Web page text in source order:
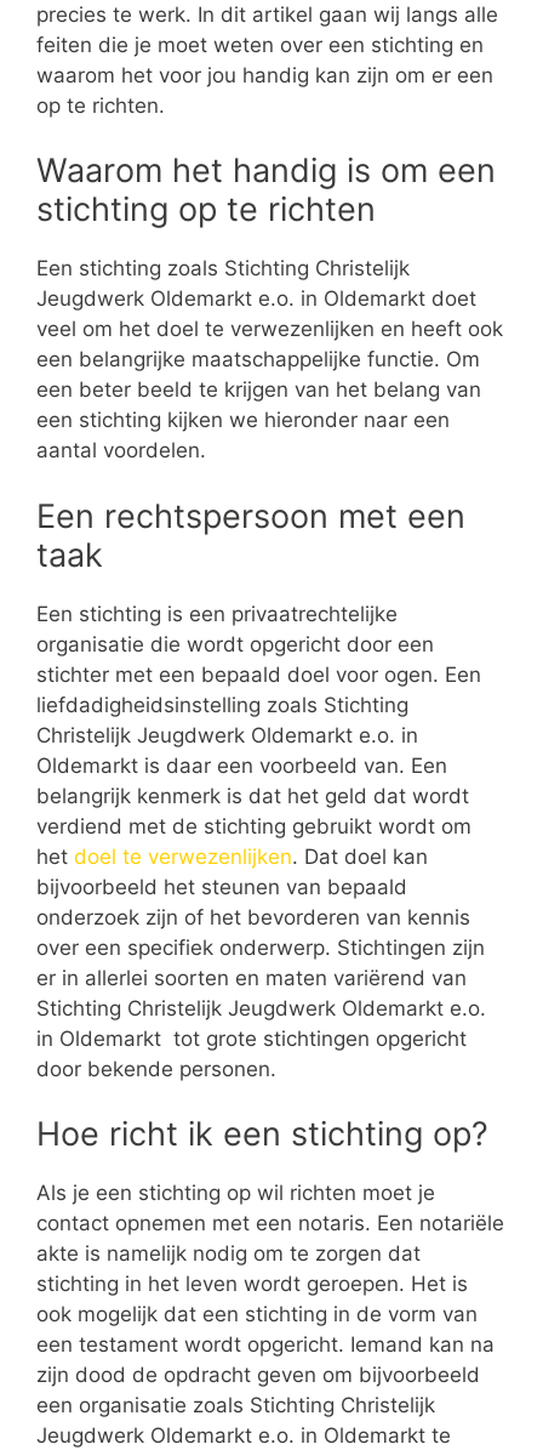
precies te werk. In dit artikel gaan wij langs alle
feiten die je moet weten over een stichting en
waarom het voor jou handig kan zijn om er een
op te richten.
Waarom het handig is om een
stichting op te richten
Een stichting zoals Stichting Christelijk
Jeugdwerk Oldemarkt e.o. in Oldemarkt doet
veel om het doel te verwezenlijken en heeft ook
een belangrijke maatschappelijke functie. Om
een beter beeld te krijgen van het belang van
een stichting kijken we hieronder naar een
aantal voordelen.
Een rechtspersoon met een
taak
Een stichting is een privaatrechtelijke
organisatie die wordt opgericht door een
stichter met een bepaald doel voor ogen. Een
liefdadigheidsinstelling zoals Stichting
Christelijk Jeugdwerk Oldemarkt e.o. in
Oldemarkt is daar een voorbeeld van. Een
belangrijk kenmerk is dat het geld dat wordt
verdiend met de stichting gebruikt wordt om
het doel te verwezenlijken. Dat doel kan
bijvoorbeeld het steunen van bepaald
onderzoek zijn of het bevorderen van kennis
over een specifiek onderwerp. Stichtingen zijn
er in allerlei soorten en maten variërend van
Stichting Christelijk Jeugdwerk Oldemarkt e.o.
in Oldemarkt tot grote stichtingen opgericht
door bekende personen.
Hoe richt ik een stichting op?
Als je een stichting op wil richten moet je
contact opnemen met een notaris. Een notariële
akte is namelijk nodig om te zorgen dat
stichting in het leven wordt geroepen. Het is
ook mogelijk dat een stichting in de vorm van
een testament wordt opgericht. Iemand kan na
zijn dood de opdracht geven om bijvoorbeeld
een organisatie zoals Stichting Christelijk
Jeugdwerk Oldemarkt e.o. in Oldemarkt te